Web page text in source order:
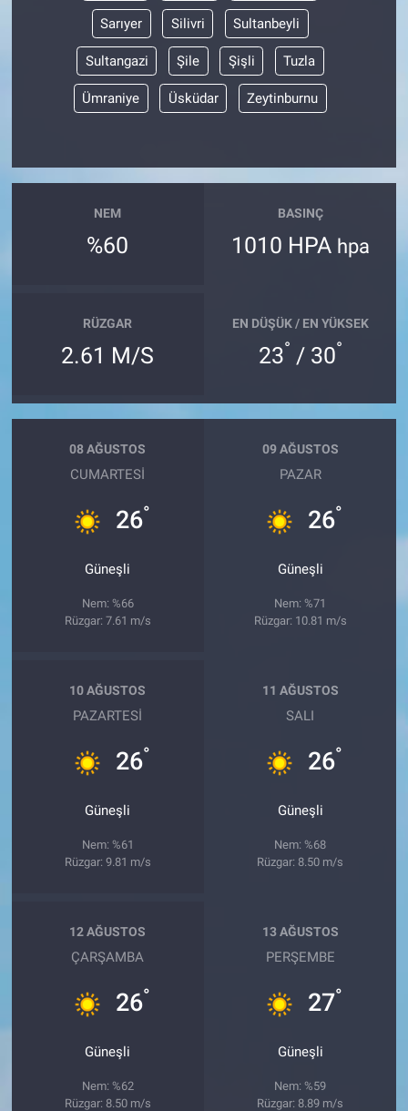
Sarıyer Silivri Sultanbeyli
Sultangazi Şile Şişli Tuzla
Ümraniye Üsküdar Zeytinburnu
NEM
%60
BASINÇ
1010 HPA hpa
RÜZGAR
2.61 M/S
EN DÜŞÜK / EN YÜKSEK
23° / 30°
08 AĞUSTOS
CUMARTESI
26°
Güneşli
Nem: %66
Rüzgar: 7.61 m/s
09 AĞUSTOS
PAZAR
26°
Güneşli
Nem: %71
Rüzgar: 10.81 m/s
10 AĞUSTOS
PAZARTESI
26°
Güneşli
Nem: %61
Rüzgar: 9.81 m/s
11 AĞUSTOS
SALI
26°
Güneşli
Nem: %68
Rüzgar: 8.50 m/s
12 AĞUSTOS
ÇARŞAMBA
26°
Güneşli
Nem: %62
Rüzgar: 8.50 m/s
13 AĞUSTOS
PERŞEMBE
27°
Güneşli
Nem: %59
Rüzgar: 8.89 m/s